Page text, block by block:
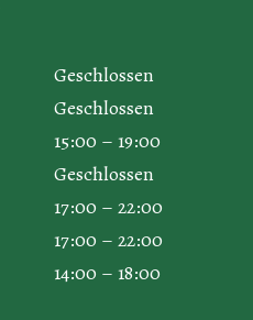
Geschlossen
Geschlossen
15:00 – 19:00
Geschlossen
17:00 – 22:00
17:00 – 22:00
14:00 – 18:00